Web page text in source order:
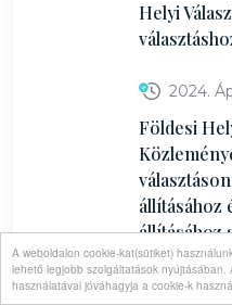
A weboldalon cookie-kat(sütiket)
lehető legjobb szolgáltatások nyújtásában.
használatával jóváhagyja a cookie-k
Helyi
2024.
Földesi
állításához
állításához
számának